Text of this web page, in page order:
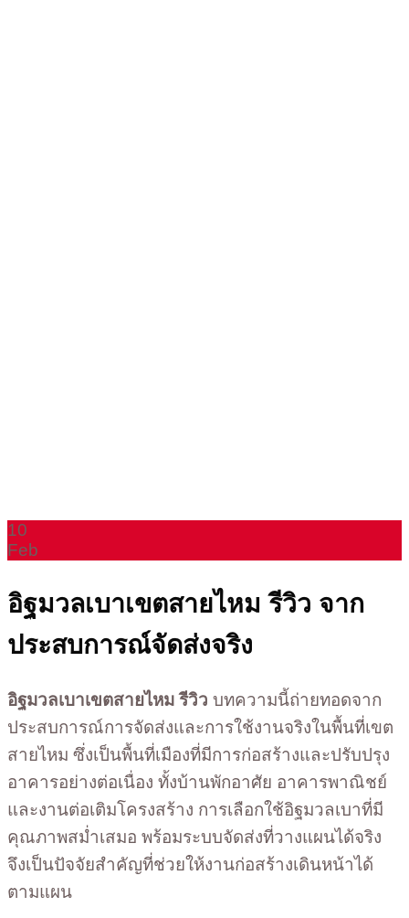
10
Feb
อิฐมวลเบาเขตสายไหม รีวิว จาก
ประสบการณ์จัดส่งจริง
อิฐมวลเบาเขตสายไหม รีวิว บทความนี้ถ่ายทอดจาก
ประสบการณ์การจัดส่งและการใช้งานจริงในพื้นที่เขต
สายไหม ซึ่งเป็นพื้นที่เมืองที่มีการก่อสร้างและปรับปรุง
อาคารอย่างต่อเนื่อง ทั้งบ้านพักอาศัย อาคารพาณิชย์
และงานต่อเติมโครงสร้าง การเลือกใช้อิฐมวลเบาที่มี
คุณภาพสม่ำเสมอ พร้อมระบบจัดส่งที่วางแผนได้จริง
จึงเป็นปัจจัยสำคัญที่ช่วยให้งานก่อสร้างเดินหน้าได้
ตามแผน